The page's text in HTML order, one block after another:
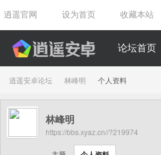
逍遥官网 设为首页 收藏本站
论坛首页
逍遥安卓论坛
›
林峰明
›
个人资料
林峰明
https://bbs.xyaz.cn//?219974